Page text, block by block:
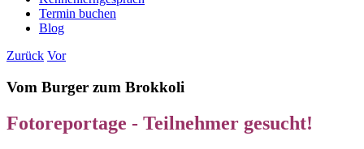
Termin buchen
Blog
Zurück Vor
Vom Burger zum Brokkoli
Fotoreportage - Teilnehmer gesucht!